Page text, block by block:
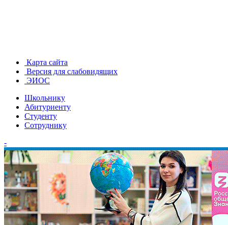
Карта сайта
Версия для слабовидящих
ЭИОС
Школьнику
Абитуриенту
Студенту
Сотруднику
-